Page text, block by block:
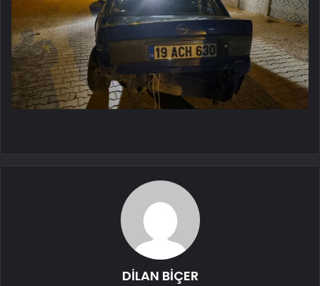
DİLAN BİÇER